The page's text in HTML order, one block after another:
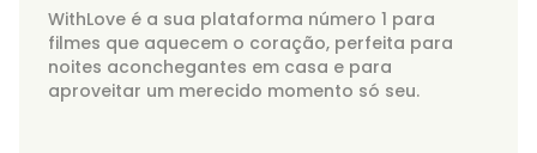
WithLove é a sua plataforma número 1 para
filmes que aquecem o coração, perfeita para
noites aconchegantes em casa e para
aproveitar um merecido momento só seu.